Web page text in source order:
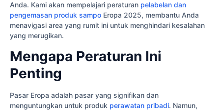
Anda. Kami akan mempelajari peraturan pelabelan dan
pengemasan produk sampo Eropa 2025, membantu Anda
menavigasi area yang rumit ini untuk menghindari kesalahan
yang merugikan.
Mengapa Peraturan Ini
Penting
Pasar Eropa adalah pasar yang signifikan dan
menguntungkan untuk produk perawatan pribadi. Namun,